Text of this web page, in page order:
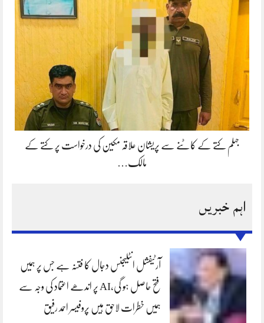
جہلم کتے کے کاٹنے سے پریشان علاقہ مکین کی درخواست پر کتے کے
مالک…
اہم خبریں
آرٹیفشل انٹلیجنس دجال کا فتنہ ہے جس پر ہمیں
فتح حاصل ہو گی،AI پر اندھے اعتماد کی وجہ سے
ہمیں خطرات لاحق ہیں پروفیسر احمد رفیق